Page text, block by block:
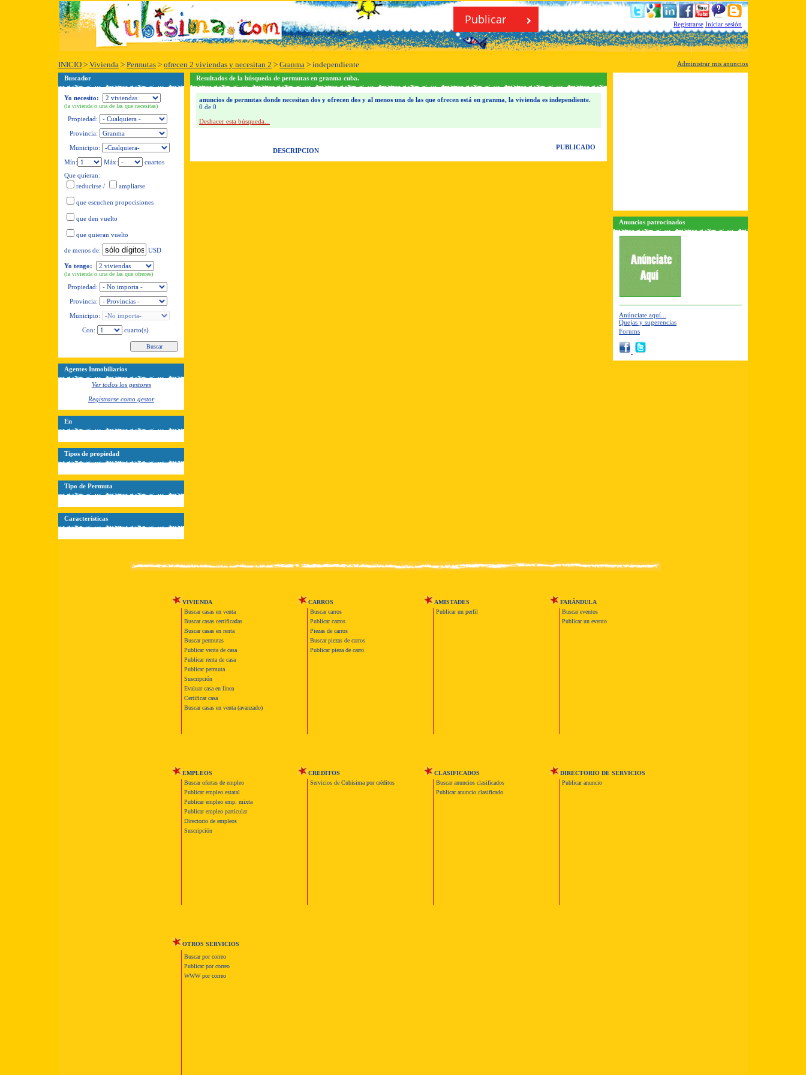
Publicar Registrarse Iniciar sesión
INICIO > Vivienda > Permutas > ofrecen 2 viviendas y necesitan 2 > Granma > independiente
Administrar mis anuncios
Buscador
Yo necesito:
(la vivienda o una de las que necesitas)
Propiedad:
Provincia:
Municipio:
Mín:
Máx:
cuartos
Que quieran:
reducirse / ampliarse
que escuchen propocisiones
que den vuelto
que quieran vuelto
de menos de: USD
Yo tengo:
(la vivienda o una de las que ofreces)
Propiedad:
Provincia:
Municipio:
Con:
cuarto(s)
Agentes Inmobiliarios
Ver todos los gestores
Registrarse como gestor
En
Tipos de propiedad
Tipo de Permuta
Características
Resultados de la búsqueda de permutas en granma cuba.
anuncios de permutas donde necesitan dos y ofrecen dos y al menos una de las que ofrecen está en granma, la vivienda es independiente.
0 de 0
Deshacer esta búsqueda...
DESCRIPCION PUBLICADO
Anuncios patrocinados
Anúnciate aquí...
Quejas y sugerencias
Forums
VIVIENDA
Buscar casas en venta
Buscar casas certificadas
Buscar casas en renta
Buscar permutas
Publicar venta de casa
Publicar renta de casa
Publicar permuta
Suscripción
Evaluar casa en línea
Certificar casa
Buscar casas en venta (avanzado)
CARROS
Buscar carros
Publicar carros
Piezas de carros
Buscar piezas de carros
Publicar pieza de carro
AMISTADES
Publicar un perfil
FARÁNDULA
Buscar eventos
Publicar un evento
EMPLEOS
Buscar ofertas de empleo
Publicar empleo estatal
Publicar empleo emp. mixta
Publicar empleo particular
Directorio de empleos
Suscripción
CREDITOS
Servicios de Cubisima por créditos
CLASIFICADOS
Buscar anuncios clasificados
Publicar anuncio clasificado
DIRECTORIO DE SERVICIOS
Publicar anuncio
OTROS SERVICIOS
Buscar por correo
Publicar por correo
WWW por correo